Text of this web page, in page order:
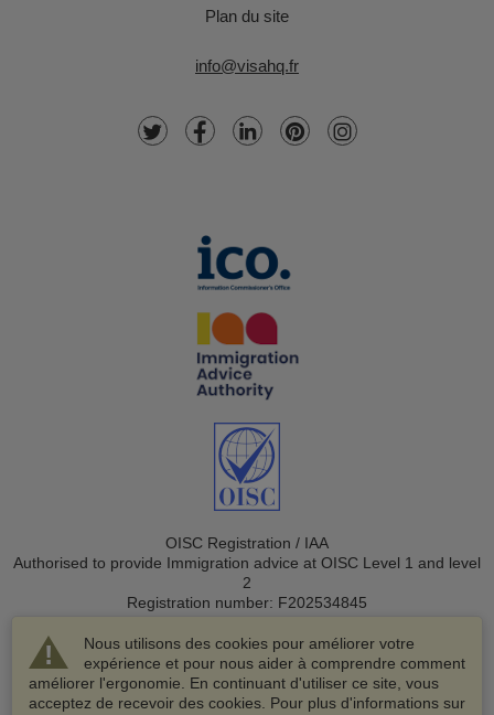
Nous utilisons des cookies pour améliorer votre
expérience et pour nous aider à comprendre comment
améliorer l'ergonomie. En continuant d'utiliser ce site, vous
acceptez de recevoir des cookies. Pour plus d'informations sur
Plan du site
info@visahq.fr
OISC Registration / IAA
Authorised to provide Immigration advice at OISC Level 1 and level
2
Registration number: F202534845